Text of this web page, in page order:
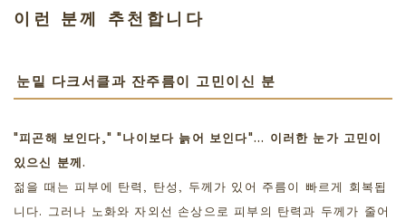
이런 분께 추천합니다
눈밑 다크서클과 잔주름이 고민이신 분
"피곤해 보인다," "나이보다 늙어 보인다"... 이러한 눈가 고민이
있으신 분께.
젊을 때는 피부에 탄력, 탄성, 두께가 있어 주름이 빠르게 회복됩
니다. 그러나 노화와 자외선 손상으로 피부의 탄력과 두께가 줄어